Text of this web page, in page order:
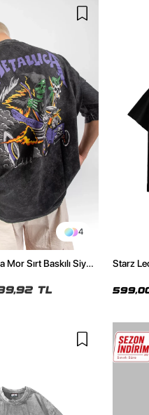
4
Mor Sırt Baskılı Siyah
TL
Starz